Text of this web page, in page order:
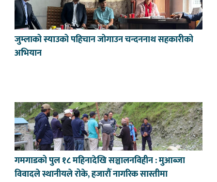
जुम्लाको स्याउको पहिचान जोगाउन चन्दननाथ सहकारीको
अभियान
गमगाडको पुल १८ महिनादेखि सञ्चालनविहीन : मुआब्जा
विवादले स्थानीयले रोके, हजारौँ नागरिक सास्तीमा